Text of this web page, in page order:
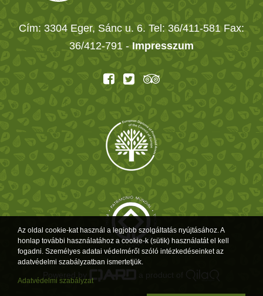
Cím: 3304 Eger, Sánc u. 6. Tel: 36/411-581 Fax:
36/412-791 - Impresszum
Az oldal cookie-kat használ a legjobb szolgáltatás nyújtásához. A
honlap további használatához a cookie-k (sütik) használatát el kell
fogadni. Személyes adatai védelméről szóló intézkedéseinket az
adatvédelmi szabályzatban ismertetjük.
Adatvédelmi szabályzat